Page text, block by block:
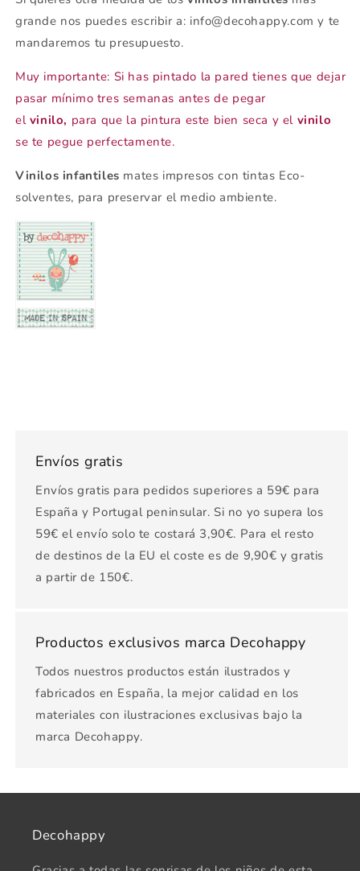
grande nos puedes escribir a: info@decohappy.com y te
mandaremos tu presupuesto.
Muy importante: Si has pintado la pared tienes que dejar
pasar mínimo tres semanas antes de pegar
el vinilo, para que la pintura este bien seca y el vinilo
se te pegue perfectamente.
Vinilos infantiles mates impresos con tintas Eco-
solventes, para preservar el medio ambiente.
Envíos gratis
Envíos gratis para pedidos superiores a 59€ para
España y Portugal peninsular. Si no yo supera los
59€ el envío solo te costará 3,90€. Para el resto
de destinos de la EU el coste es de 9,90€ y gratis
a partir de 150€.
Productos exclusivos marca Decohappy
Todos nuestros productos están ilustrados y
fabricados en España, la mejor calidad en los
materiales con ilustraciones exclusivas bajo la
marca Decohappy.
Decohappy